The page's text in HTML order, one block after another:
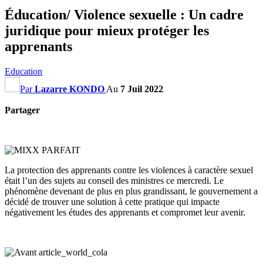
Éducation/ Violence sexuelle : Un cadre
juridique pour mieux protéger les
apprenants
Education
ParLazarre KONDO Au 7 Juil 2022
Partager
La protection des apprenants contre les violences à caractère sexuel
était l’un des sujets au conseil des ministres ce mercredi. Le
phénomène devenant de plus en plus grandissant, le gouvernement a
décidé de trouver une solution à cette pratique qui impacte
négativement les études des apprenants et compromet leur avenir.